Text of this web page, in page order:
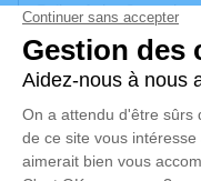
Eglise Saint-Romaric
Cérémonie
vendredi 19